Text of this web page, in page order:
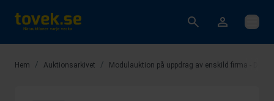
Öppna
Hem / Auktionsarkivet / Modulauktion på uppdrag av enskild firma - Del 1